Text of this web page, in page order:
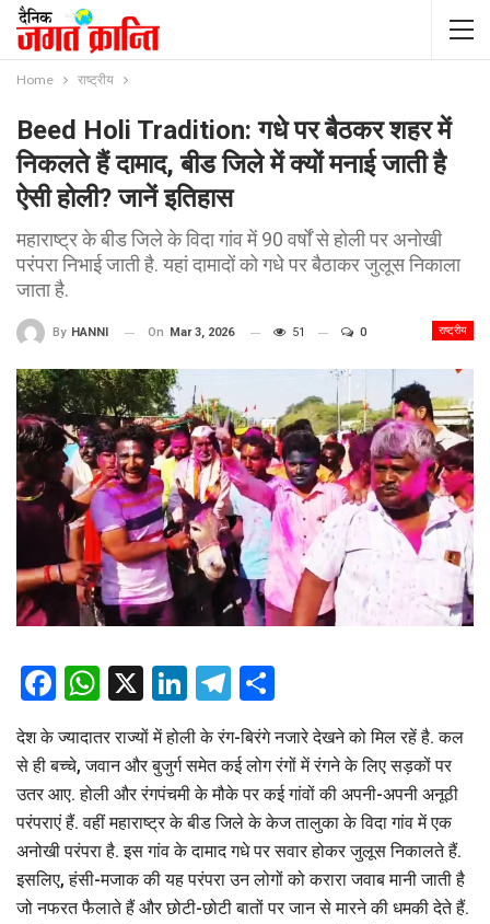
Home राष्ट्रीय
Beed Holi Tradition: गधे पर बैठकर शहर में
निकलते हैं दामाद, बीड जिले में क्यों मनाई जाती है
ऐसी होली? जानें इतिहास
महाराष्ट्र के बीड जिले के विदा गांव में 90 वर्षों से होली पर अनोखी
परंपरा निभाई जाती है. यहां दामादों को गधे पर बैठाकर जुलूस निकाला
जाता है.
राष्ट्रीय
By HANNI On Mar 3, 2026 51 0
Facebook
WhatsApp
X LinkedIn
Telegram
देश के ज्यादातर राज्यों में होली के रंग-बिरंगे नजारे देखने को मिल रहें है. कल
से ही बच्चे, जवान और बुजुर्ग समेत कई लोग रंगों में रंगने के लिए सड़कों पर
उतर आए. होली और रंगपंचमी के मौके पर कई गांवों की अपनी-अपनी अनूठी
परंपराएं हैं. वहीं महाराष्ट्र के बीड जिले के केज तालुका के विदा गांव में एक
अनोखी परंपरा है. इस गांव के दामाद गधे पर सवार होकर जुलूस निकालते हैं.
इसलिए, हंसी-मजाक की यह परंपरा उन लोगों को करारा जवाब मानी जाती है
जो नफरत फैलाते हैं और छोटी-छोटी बातों पर जान से मारने की धमकी देते हैं.